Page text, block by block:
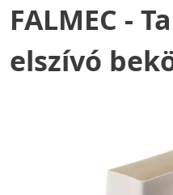
FALMEC -
elszívó